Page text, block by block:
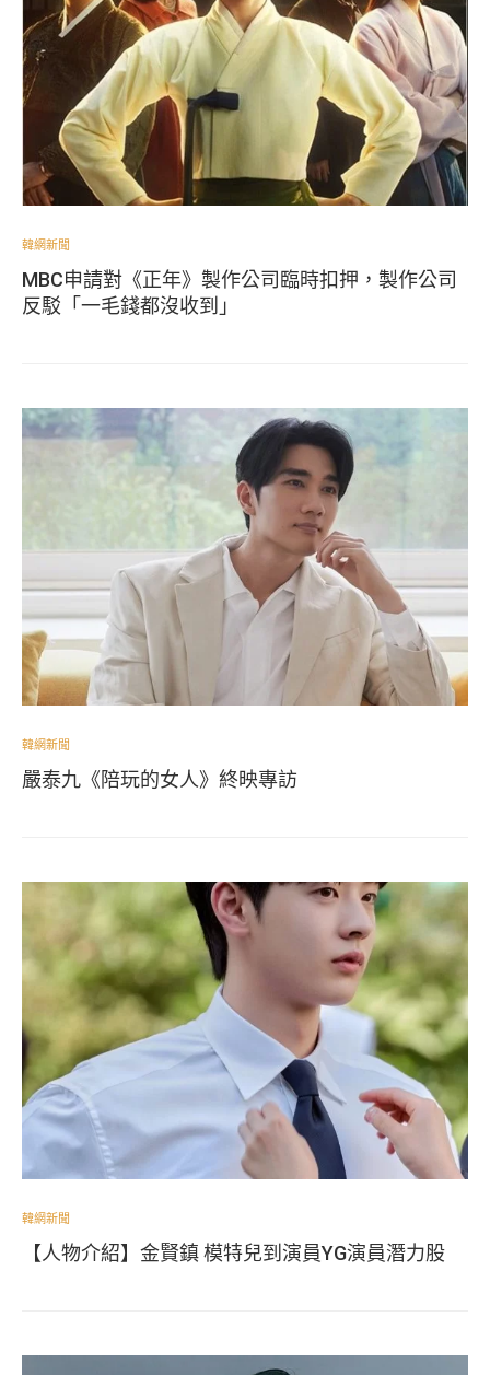
韓網新聞
MBC申請對《正年》製作公司臨時扣押，製作公司
反駁「一毛錢都沒收到」
韓網新聞
嚴泰九《陪玩的女人》終映專訪
韓網新聞
【人物介紹】金賢鎮 模特兒到演員YG演員潛力股